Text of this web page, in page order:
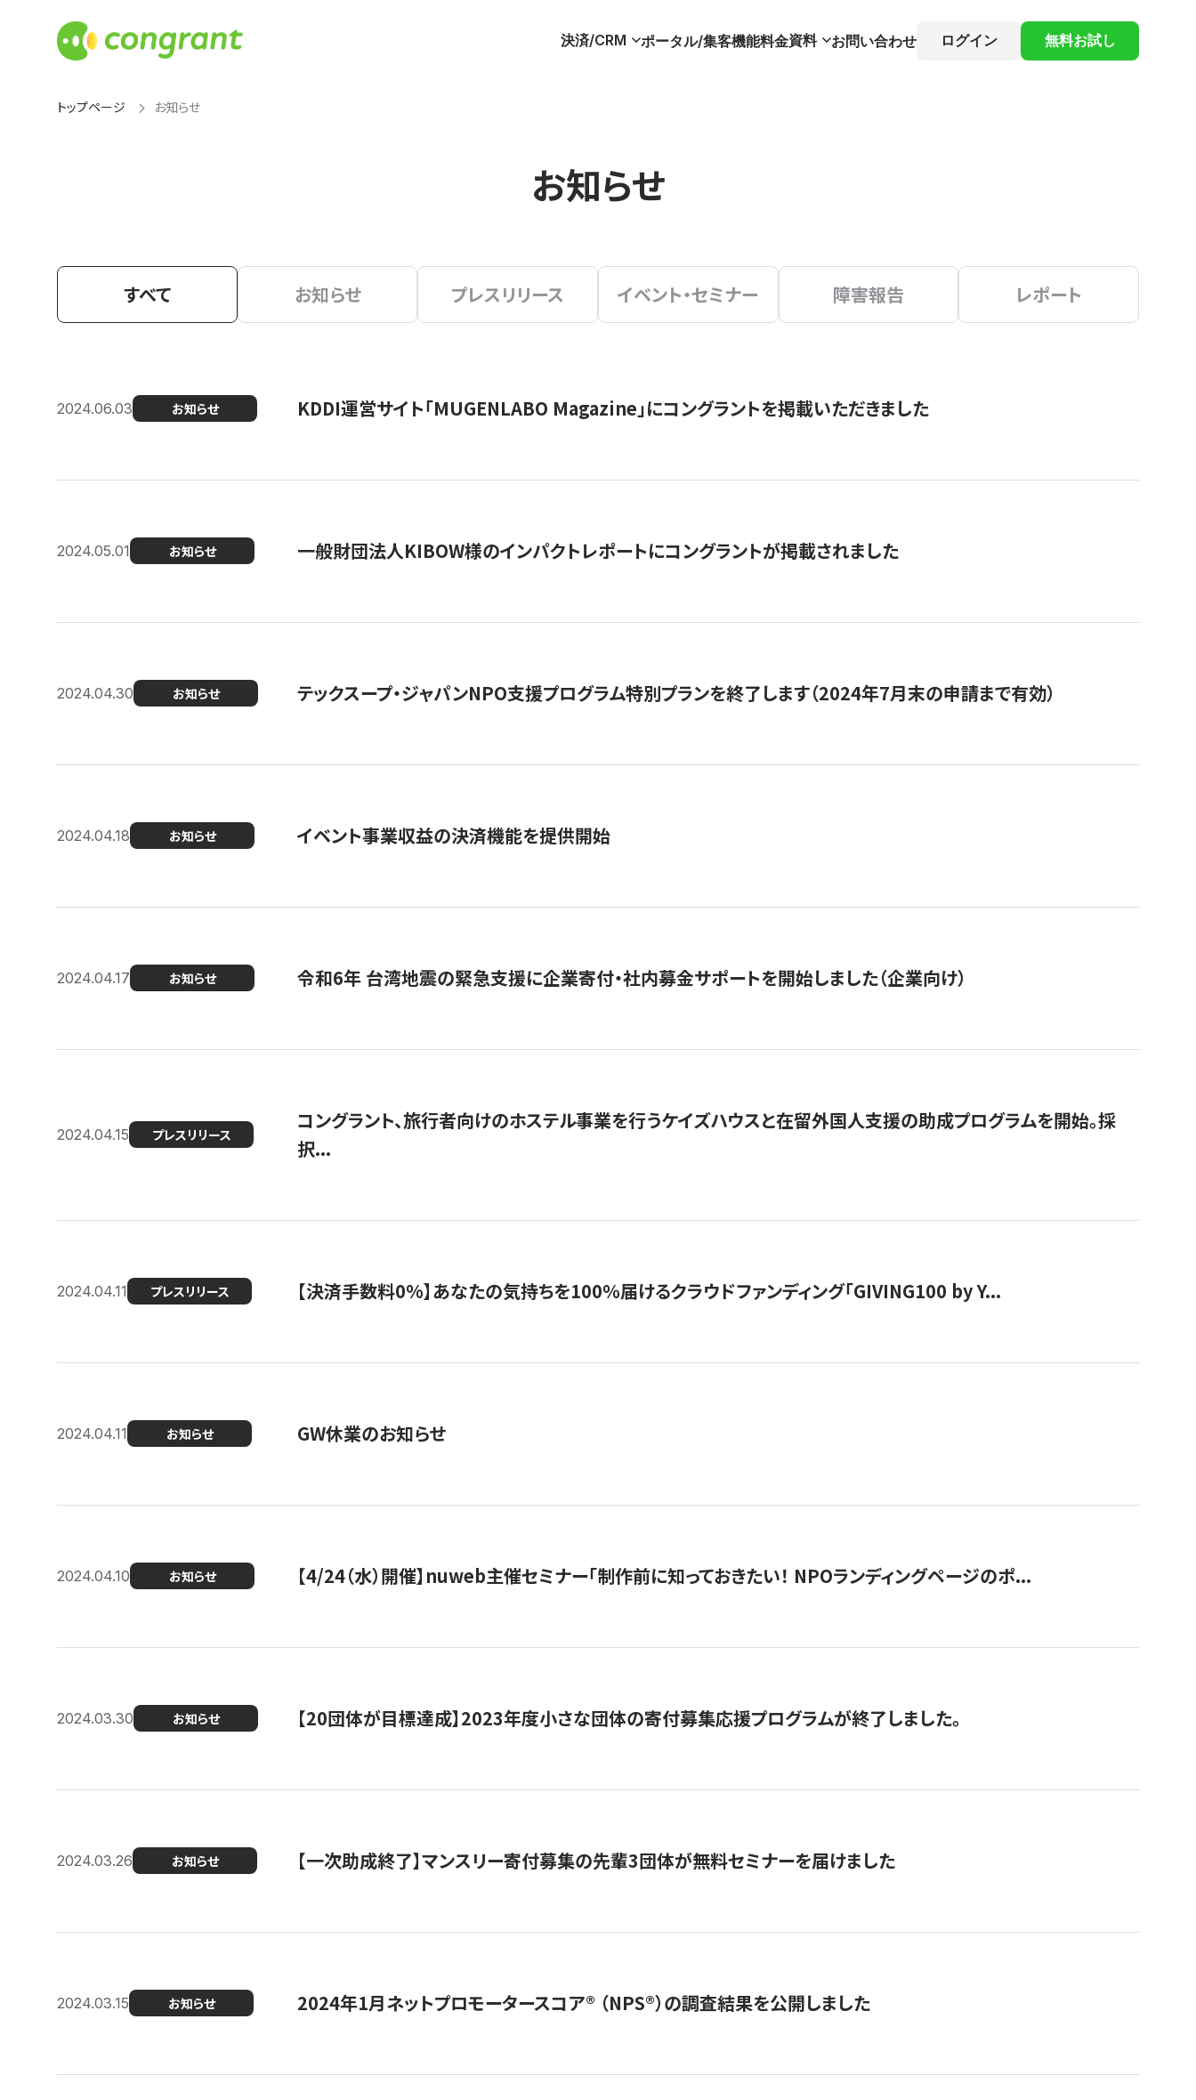
決済/CRM ポータル/集客機能料金資料 お問い合わせ ログイン 無料お試し
トップページ お知らせ
お知らせ
すべて お知らせ プレスリリース イベント・セミナー 障害報告 レポート
2024.06.03 お知らせ KDDI運営サイト「MUGENLABO Magazine」にコングラントを掲載いただきました
2024.05.01 お知らせ 一般財団法人KIBOW様のインパクトレポートにコングラントが掲載されました
2024.04.30 お知らせ テックスープ・ジャパンNPO支援プログラム特別プランを終了します（2024年7月末の申請まで有効）
2024.04.18 お知らせ イベント事業収益の決済機能を提供開始
2024.04.17 お知らせ 令和6年 台湾地震の緊急支援に企業寄付・社内募金サポートを開始しました（企業向け）
2024.04.15 プレスリリース
コングラント、旅行者向けのホステル事業を行うケイズハウスと在留外国人支援の助成プログラムを開始。採
択...
2024.04.11 プレスリリース 【決済手数料0%】あなたの気持ちを100％届けるクラウドファンディング「GIVING100 by Y...
2024.04.11 お知らせ GW休業のお知らせ
2024.04.10 お知らせ 【4/24（水）開催】nuweb主催セミナー「制作前に知っておきたい！ NPOランディングページのポ...
2024.03.30 お知らせ 【20団体が目標達成】2023年度小さな団体の寄付募集応援プログラムが終了しました。
2024.03.26 お知らせ 【一次助成終了】マンスリー寄付募集の先輩3団体が無料セミナーを届けました
2024.03.15 お知らせ 2024年1月ネットプロモータースコア®︎ （NPS®︎）の調査結果を公開しました